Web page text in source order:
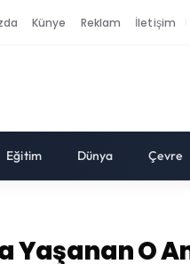
Künye Reklam İletişim
Eğitim Dünya Çevre
Yaşanan O